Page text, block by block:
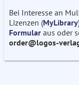
Bei Interesse an
Lizenzen (MyLibrary
Formular aus oder
order@logos-